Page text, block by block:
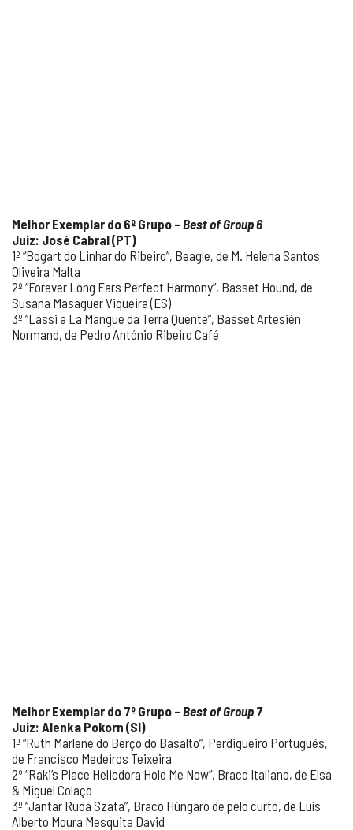
Melhor Exemplar do 6º Grupo – Best of Group 6
Juiz: José Cabral (PT)
1º “Bogart do Linhar do Ribeiro”, Beagle, de M. Helena Santos
Oliveira Malta
2º “Forever Long Ears Perfect Harmony”, Basset Hound, de
Susana Masaguer Viqueira (ES)
3º “Lassi a La Mangue da Terra Quente”, Basset Artesién
Normand, de Pedro António Ribeiro Café
Melhor Exemplar do 7º Grupo – Best of Group 7
Juiz: Alenka Pokorn (SI)
1º “Ruth Marlene do Berço do Basalto”, Perdigueiro Português,
de Francisco Medeiros Teixeira
2º “Raki’s Place Heliodora Hold Me Now”, Braco Italiano, de Elsa
& Miguel Colaço
3º “Jantar Ruda Szata”, Braco Húngaro de pelo curto, de Luís
Alberto Moura Mesquita David